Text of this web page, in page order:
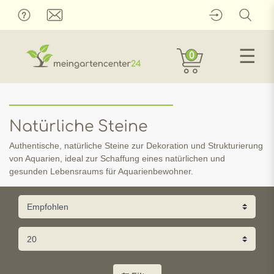
0 ☰
Natürliche Steine
Authentische, natürliche Steine zur Dekoration und Strukturierung
von Aquarien, ideal zur Schaffung eines natürlichen und
gesunden Lebensraums für Aquarienbewohner.